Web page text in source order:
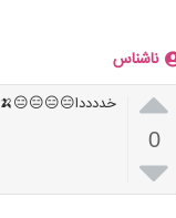
ناشناس

0

خددددا😑😑😑😑🍌